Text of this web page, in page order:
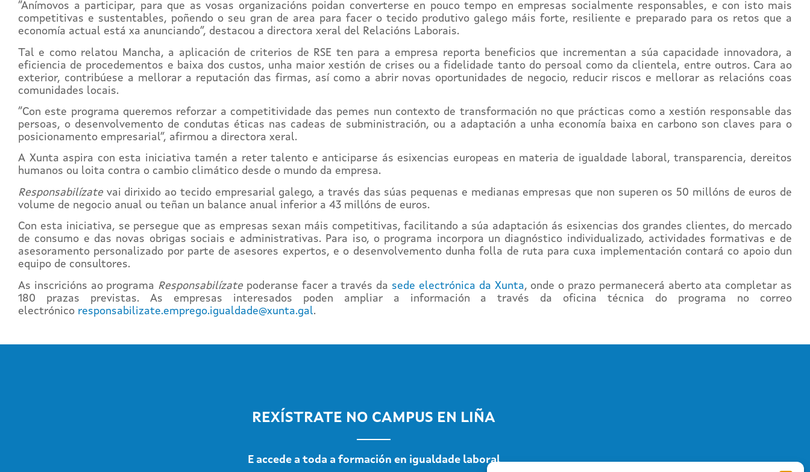
“Anímovos a participar, para que as vosas organizacións poidan converterse en pouco tempo en empresas socialmente responsables, e con isto mais
competitivas e sustentables, poñendo o seu gran de area para facer o tecido produtivo galego máis forte, resiliente e preparado para os retos que a
economía actual está xa anunciando”, destacou a directora xeral del Relacións Laborais.
Tal e como relatou Mancha, a aplicación de criterios de RSE ten para a empresa reporta beneficios que incrementan a súa capacidade innovadora, a
eficiencia de procedementos e baixa dos custos, unha maior xestión de crises ou a fidelidade tanto do persoal como da clientela, entre outros. Cara ao
exterior, contribúese a mellorar a reputación das firmas, así como a abrir novas oportunidades de negocio, reducir riscos e mellorar as relacións coas
comunidades locais.
“Con este programa queremos reforzar a competitividade das pemes nun contexto de transformación no que prácticas como a xestión responsable das
persoas, o desenvolvemento de condutas éticas nas cadeas de subministración, ou a adaptación a unha economía baixa en carbono son claves para o
posicionamento empresarial”, afirmou a directora xeral.
A Xunta aspira con esta iniciativa tamén a reter talento e anticiparse ás esixencias europeas en materia de igualdade laboral, transparencia, dereitos
humanos ou loita contra o cambio climático desde o mundo da empresa.
Responsabilízate vai dirixido ao tecido empresarial galego, a través das súas pequenas e medianas empresas que non superen os 50 millóns de euros de
volume de negocio anual ou teñan un balance anual inferior a 43 millóns de euros.
Con esta iniciativa, se persegue que as empresas sexan máis competitivas, facilitando a súa adaptación ás esixencias dos grandes clientes, do mercado
de consumo e das novas obrigas sociais e administrativas. Para iso, o programa incorpora un diagnóstico individualizado, actividades formativas e de
asesoramento personalizado por parte de asesores expertos, e o desenvolvemento dunha folla de ruta para cuxa implementación contará co apoio dun
equipo de consultores.
As inscricións ao programa Responsabilízate poderanse facer a través da sede electrónica da Xunta, onde o prazo permanecerá aberto ata completar as
180 prazas previstas. As empresas interesados poden ampliar a información a través da oficina técnica do programa no correo
electrónico responsabilizate.emprego.igualdade@xunta.gal.
REXÍSTRATE NO CAMPUS EN LIÑA
E accede a toda a formación en igualdade laboral